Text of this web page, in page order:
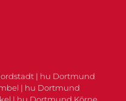
| hu Dortmund
| hu Dortmund